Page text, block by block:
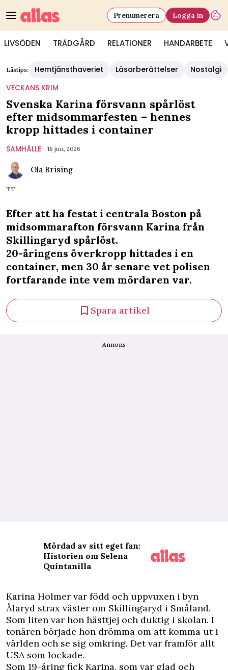
LIVSÖDEN TRÄDGÅRD RELATIONER HANDARBETE
Prenumerera Logga in
Lästips: Hemtjänsthaveriet Läsarberättelser
Nostalgi
VECKANS KRIM
Svenska Karina försvann spårlöst
efter midsommarfesten – hennes
kropp hittades i container
SAMHÄLLE 16 jun, 2026
Ola Brising
TT
Efter att ha festat i centrala Boston på
midsommarafton försvann Karina från
Skillingaryd spårlöst.
20-åringens överkropp hittades i en
container, men 30 år senare vet polisen
fortfarande inte vem mördaren var.
Spara artikel
Annons
Mördad av sitt eget fan:
Historien om Selena
Quintanilla
Karina Holmer var född och uppvuxen i byn
Ålaryd strax väster om Skillingaryd i Småland.
Som liten var hon hästtjej och duktig i skolan. I
tonåren började hon drömma om att komma ut i
världen och se sig omkring. Det var framför allt
USA som lockade.
Som 19-åring fick Karina, som var glad och